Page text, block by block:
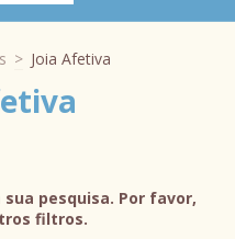
> Joia Afetiva
pesquisa. Por favor,
filtros.